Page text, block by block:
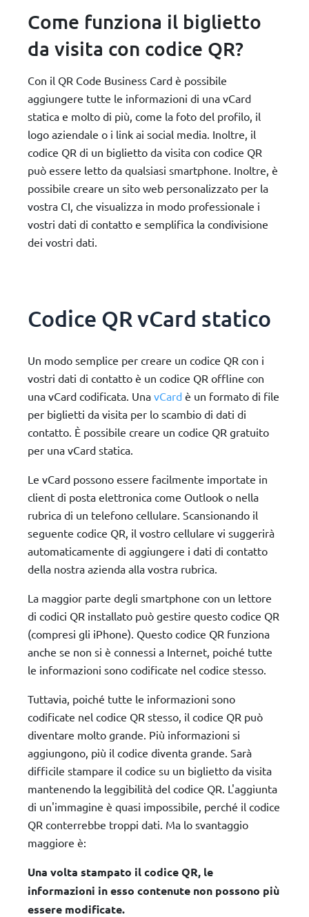
Come funziona il biglietto
da visita con codice QR?
Con il QR Code Business Card è possibile
aggiungere tutte le informazioni di una vCard
statica e molto di più, come la foto del profilo, il
logo aziendale o i link ai social media. Inoltre, il
codice QR di un biglietto da visita con codice QR
può essere letto da qualsiasi smartphone. Inoltre, è
possibile creare un sito web personalizzato per la
vostra CI, che visualizza in modo professionale i
vostri dati di contatto e semplifica la condivisione
dei vostri dati.
Codice QR vCard statico
Un modo semplice per creare un codice QR con i
vostri dati di contatto è un codice QR offline con
una vCard codificata. Una vCard è un formato di file
per biglietti da visita per lo scambio di dati di
contatto. È possibile creare un codice QR gratuito
per una vCard statica.
Le vCard possono essere facilmente importate in
client di posta elettronica come Outlook o nella
rubrica di un telefono cellulare. Scansionando il
seguente codice QR, il vostro cellulare vi suggerirà
automaticamente di aggiungere i dati di contatto
della nostra azienda alla vostra rubrica.
La maggior parte degli smartphone con un lettore
di codici QR installato può gestire questo codice QR
(compresi gli iPhone). Questo codice QR funziona
anche se non si è connessi a Internet, poiché tutte
le informazioni sono codificate nel codice stesso.
Tuttavia, poiché tutte le informazioni sono
codificate nel codice QR stesso, il codice QR può
diventare molto grande. Più informazioni si
aggiungono, più il codice diventa grande. Sarà
difficile stampare il codice su un biglietto da visita
mantenendo la leggibilità del codice QR. L'aggiunta
di un'immagine è quasi impossibile, perché il codice
QR conterrebbe troppi dati. Ma lo svantaggio
maggiore è:
Una volta stampato il codice QR, le
informazioni in esso contenute non possono più
essere modificate.